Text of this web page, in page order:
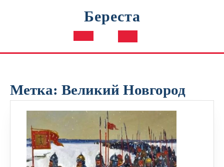
Береста
Кнопка
Метка: Великий Новгород